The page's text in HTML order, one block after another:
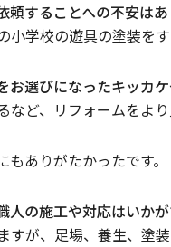
することへの不安は
小学校の遊具の塗装を
お選びになったキッカ
など、リフォームをよ
ありがたかったです。
の施工や対応はいか
すが、足場、養生、塗